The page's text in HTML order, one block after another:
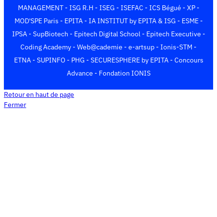
m
r
m
MANAGEMENT- ISG R.H - ISEG - ISEFAC - ICS Bégué - XP-
MOD'SPE Paris - EPITA- IA INSTITUT by EPITA & ISG - ESME-
IPSA- SupBiotech - Epitech Digital School- Epitech Executive -
Coding Academy - Web@cademie - e-artsup - Ionis-STM -
ETNA- SUPINFO - PHG - SECURESPHERE by EPITA- Concours
Advance - Fondation IONIS
Retour en haut de page
Fermer